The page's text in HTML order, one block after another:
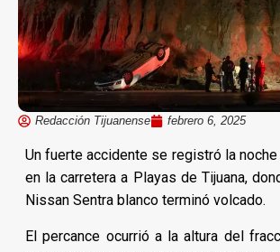
Redacción Tijuanense febrero 6, 2025
Un fuerte accidente se registró la
en la carretera a Playas de Tijuana,
Nissan Sentra blanco terminó volcado.
El percance ocurrió a la altura del